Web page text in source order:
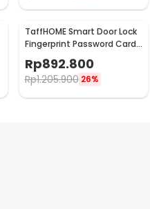
TaffHOME Smart Door Lock
Fingerprint Password Card
Waterproof IP66 Double
Sided - G23
Rp892.800
Rp1.205.900 26%